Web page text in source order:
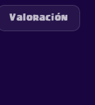
Valoración